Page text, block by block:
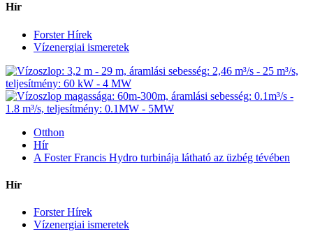
Hír
Forster Hírek
Vízenergiai ismeretek
Otthon
Hír
A Foster Francis Hydro turbinája látható az üzbég tévében
Hír
Forster Hírek
Vízenergiai ismeretek